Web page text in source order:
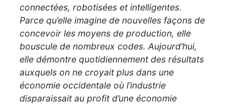
connectées, robotisées et intelligentes.
Parce qu’elle imagine de nouvelles façons de
concevoir les moyens de production, elle
bouscule de nombreux codes. Aujourd’hui,
elle démontre quotidiennement des résultats
auxquels on ne croyait plus dans une
économie occidentale où l’industrie
disparaissait au profit d’une économie